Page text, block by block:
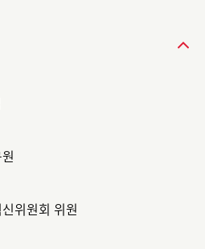
위원회 위원